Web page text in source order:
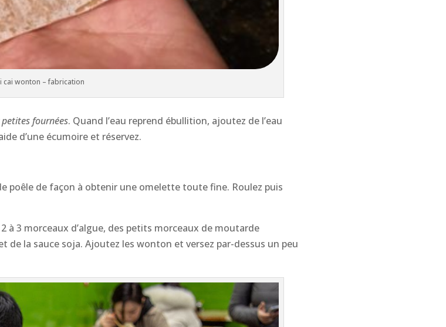
cai wonton – fabrication
fournées. Quand l’eau reprend ébullition, ajoutez de l’eau
d’une écumoire et réservez.
poêle de façon à obtenir une omelette toute fine. Roulez puis
à 3 morceaux d’algue, des petits morceaux de moutarde
de la sauce soja. Ajoutez les wonton et versez par-dessus un peu